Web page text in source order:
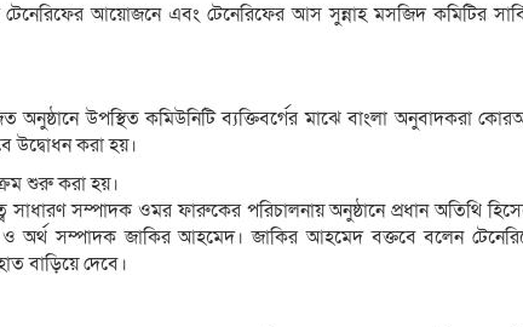
আয়োজনে এবং টেনেরিফের আস সুন্নাহ মসজিদ কমিটির
উপস্থিত কমিউনিটি ব্যক্তিবর্গের মাঝে বাংলা অনুবাদকরা
উদ্বোধন করা হয়।
শুরু করা হয়।
সম্পাদক ওমর ফারুকের পরিচালনায় অনুষ্ঠানে প্রধান অতিথি
সম্পাদক জাকির আহমেদ। জাকির আহমেদ বক্তবে বলেন
বাড়িয়ে দেবে।